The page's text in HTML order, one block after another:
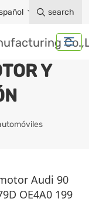
search
Y
Audi 90
OE4A0 199